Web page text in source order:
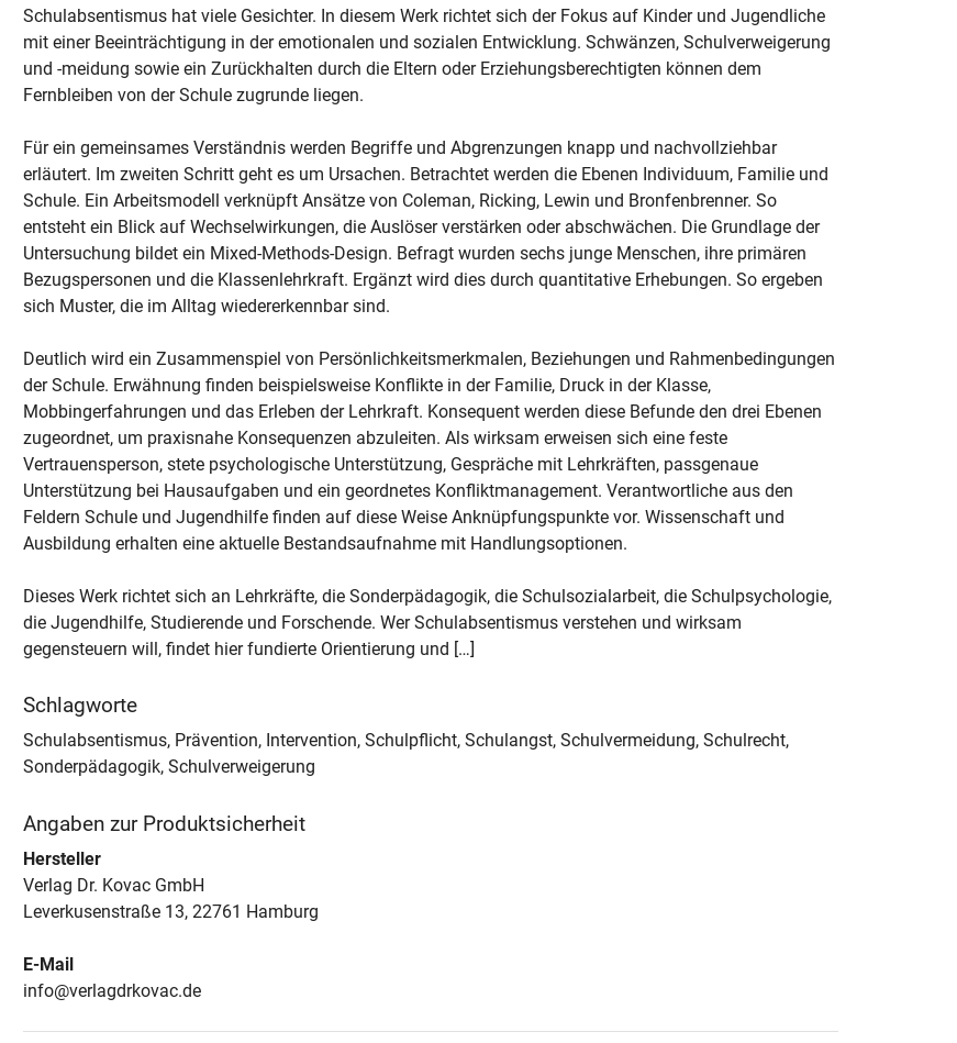
Schulabsentismus hat viele Gesichter. In diesem Werk richtet sich der Fokus auf Kinder und Jugendliche
mit einer Beeinträchtigung in der emotionalen und sozialen Entwicklung. Schwänzen, Schulverweigerung
und -meidung sowie ein Zurückhalten durch die Eltern oder Erziehungsberechtigten können dem
Fernbleiben von der Schule zugrunde liegen.
Für ein gemeinsames Verständnis werden Begriffe und Abgrenzungen knapp und nachvollziehbar
erläutert. Im zweiten Schritt geht es um Ursachen. Betrachtet werden die Ebenen Individuum, Familie und
Schule. Ein Arbeitsmodell verknüpft Ansätze von Coleman, Ricking, Lewin und Bronfenbrenner. So
entsteht ein Blick auf Wechselwirkungen, die Auslöser verstärken oder abschwächen. Die Grundlage der
Untersuchung bildet ein Mixed-Methods-Design. Befragt wurden sechs junge Menschen, ihre primären
Bezugspersonen und die Klassenlehrkraft. Ergänzt wird dies durch quantitative Erhebungen. So ergeben
sich Muster, die im Alltag wiedererkennbar sind.
Deutlich wird ein Zusammenspiel von Persönlichkeitsmerkmalen, Beziehungen und Rahmenbedingungen
der Schule. Erwähnung finden beispielsweise Konflikte in der Familie, Druck in der Klasse,
Mobbingerfahrungen und das Erleben der Lehrkraft. Konsequent werden diese Befunde den drei Ebenen
zugeordnet, um praxisnahe Konsequenzen abzuleiten. Als wirksam erweisen sich eine feste
Vertrauensperson, stete psychologische Unterstützung, Gespräche mit Lehrkräften, passgenaue
Unterstützung bei Hausaufgaben und ein geordnetes Konfliktmanagement. Verantwortliche aus den
Feldern Schule und Jugendhilfe finden auf diese Weise Anknüpfungspunkte vor. Wissenschaft und
Ausbildung erhalten eine aktuelle Bestandsaufnahme mit Handlungsoptionen.
Dieses Werk richtet sich an Lehrkräfte, die Sonderpädagogik, die Schulsozialarbeit, die Schulpsychologie,
die Jugendhilfe, Studierende und Forschende. Wer Schulabsentismus verstehen und wirksam
gegensteuern will, findet hier fundierte Orientierung und […]
Schlagworte
Schulabsentismus, Prävention, Intervention, Schulpflicht, Schulangst, Schulvermeidung, Schulrecht,
Sonderpädagogik, Schulverweigerung
Angaben zur Produktsicherheit
Hersteller
Verlag Dr. Kovac GmbH
Leverkusenstraße 13, 22761 Hamburg
E-Mail
info@verlagdrkovac.de